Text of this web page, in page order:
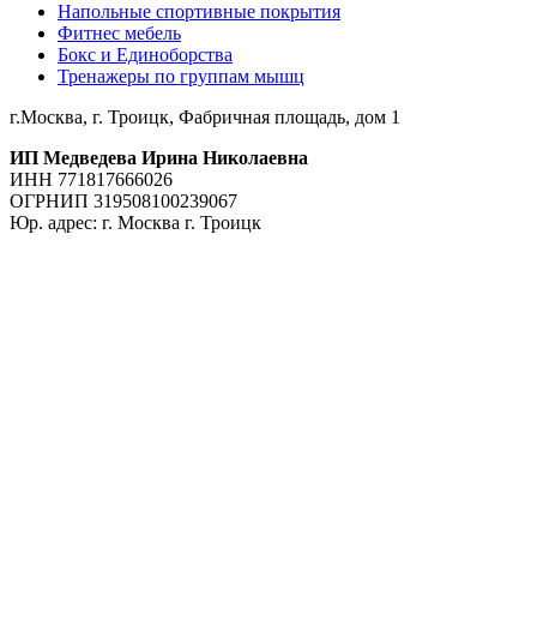
Напольные спортивные покрытия
Фитнес мебель
Бокс и Единоборства
Тренажеры по группам мышц
г.Москва, г. Троицк, Фабричная площадь, дом 1
ИП Медведева Ирина Николаевна
ИНН 771817666026
ОГРНИП 319508100239067
Юр. адрес: г. Москва г. Троицк